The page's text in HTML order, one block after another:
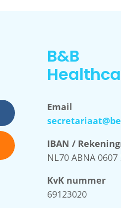
B&B
Email
IBAN /
NL70 ABNA 0607
KvK nummer
69123020